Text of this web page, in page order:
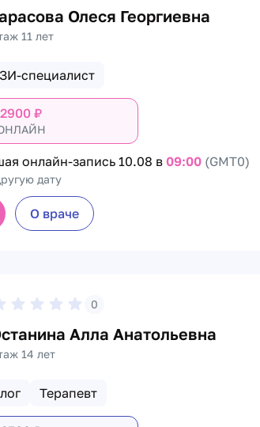
Олеся Георгиевна
11 лет
специалист
2900 ₽
онлайн-запись 10.08 в 09:00 (GMT0)
дату
О враче
0
Алла Анатольевна
14 лет
Терапевт